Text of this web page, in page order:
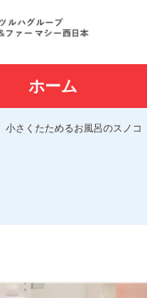
ホーム
小さくたためるお風呂のスノコ